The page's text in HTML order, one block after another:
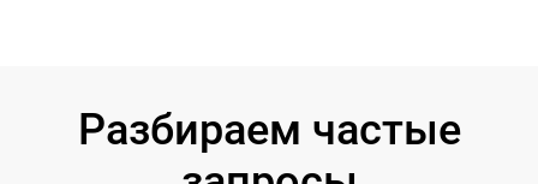
Разбираем частые